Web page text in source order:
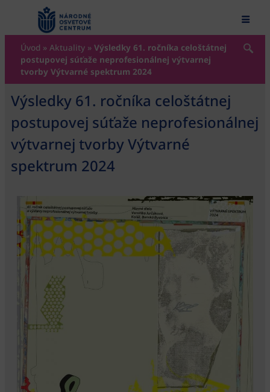
content
Úvod » Aktuality » Výsledky 61. ročníka celoštátnej
postupovej súťaže neprofesionálnej výtvarnej
tvorby Výtvarné spektrum 2024
Výsledky 61. ročníka celoštátnej
postupovej súťaže neprofesionálnej
výtvarnej tvorby Výtvarné
spektrum 2024